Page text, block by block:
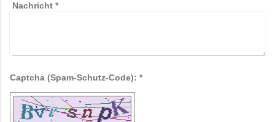
Nachricht *
Captcha (Spam-Schutz-Code): *